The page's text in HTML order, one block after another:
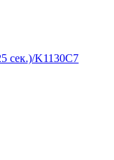
сек.)/K1130C7